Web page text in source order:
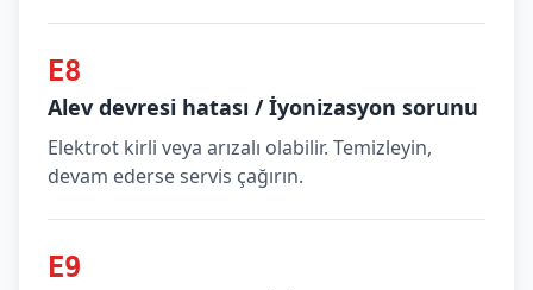
E8
Alev devresi hatası / İyonizasyon sorunu
Elektrot kirli veya arızalı olabilir. Temizleyin,
devam ederse servis çağırın.
E9